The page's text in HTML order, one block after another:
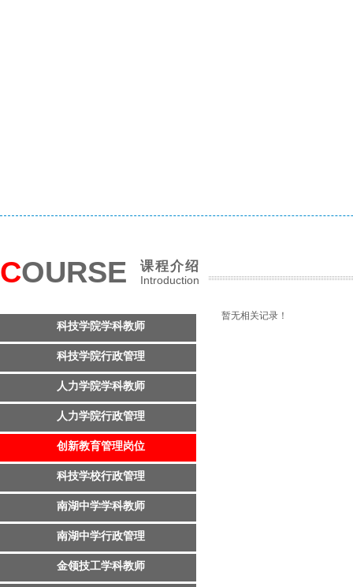
COURSE 课程介绍
Introduction
暂无相关记录！
科技学院学科教师
科技学院行政管理
人力学院学科教师
人力学院行政管理
创新教育管理岗位
科技学校行政管理
南湖中学学科教师
南湖中学行政管理
金领技工学科教师